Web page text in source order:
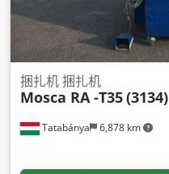
Tatabánya 6,878 km
捆扎机 捆扎机
Mosca RA -T35(3134)